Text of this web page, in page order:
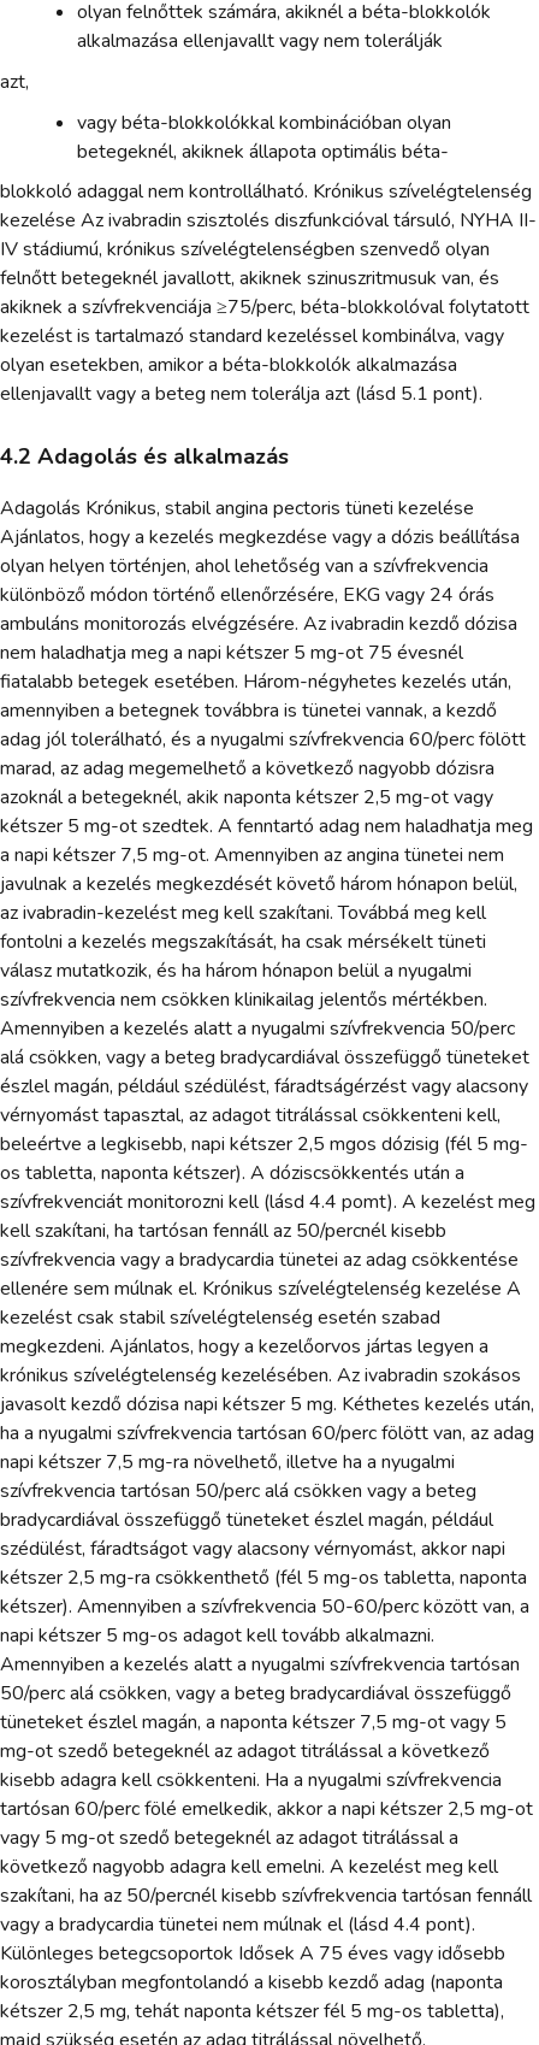
olyan felnőttek számára, akiknél a béta-blokkolók
alkalmazása ellenjavallt vagy nem tolerálják
azt,
vagy béta-blokkolókkal kombinációban olyan
betegeknél, akiknek állapota optimális béta-
blokkoló adaggal nem kontrollálható. Krónikus szívelégtelenség
kezelése Az ivabradin szisztolés diszfunkcióval társuló, NYHA II-
IV stádiumú, krónikus szívelégtelenségben szenvedő olyan
felnőtt betegeknél javallott, akiknek szinuszritmusuk van, és
akiknek a szívfrekvenciája ≥75/perc, béta-blokkolóval folytatott
kezelést is tartalmazó standard kezeléssel kombinálva, vagy
olyan esetekben, amikor a béta-blokkolók alkalmazása
ellenjavallt vagy a beteg nem tolerálja azt (lásd 5.1 pont).
4.2 Adagolás és alkalmazás
Adagolás Krónikus, stabil angina pectoris tüneti kezelése
Ajánlatos, hogy a kezelés megkezdése vagy a dózis beállítása
olyan helyen történjen, ahol lehetőség van a szívfrekvencia
különböző módon történő ellenőrzésére, EKG vagy 24 órás
ambuláns monitorozás elvégzésére. Az ivabradin kezdő dózisa
nem haladhatja meg a napi kétszer 5 mg-ot 75 évesnél
fiatalabb betegek esetében. Három-négyhetes kezelés után,
amennyiben a betegnek továbbra is tünetei vannak, a kezdő
adag jól tolerálható, és a nyugalmi szívfrekvencia 60/perc fölött
marad, az adag megemelhető a következő nagyobb dózisra
azoknál a betegeknél, akik naponta kétszer 2,5 mg-ot vagy
kétszer 5 mg-ot szedtek. A fenntartó adag nem haladhatja meg
a napi kétszer 7,5 mg-ot. Amennyiben az angina tünetei nem
javulnak a kezelés megkezdését követő három hónapon belül,
az ivabradin-kezelést meg kell szakítani. Továbbá meg kell
fontolni a kezelés megszakítását, ha csak mérsékelt tüneti
válasz mutatkozik, és ha három hónapon belül a nyugalmi
szívfrekvencia nem csökken klinikailag jelentős mértékben.
Amennyiben a kezelés alatt a nyugalmi szívfrekvencia 50/perc
alá csökken, vagy a beteg bradycardiával összefüggő tüneteket
észlel magán, például szédülést, fáradtságérzést vagy alacsony
vérnyomást tapasztal, az adagot titrálással csökkenteni kell,
beleértve a legkisebb, napi kétszer 2,5 mgos dózisig (fél 5 mg-
os tabletta, naponta kétszer). A dóziscsökkentés után a
szívfrekvenciát monitorozni kell (lásd 4.4 pomt). A kezelést meg
kell szakítani, ha tartósan fennáll az 50/percnél kisebb
szívfrekvencia vagy a bradycardia tünetei az adag csökkentése
ellenére sem múlnak el. Krónikus szívelégtelenség kezelése A
kezelést csak stabil szívelégtelenség esetén szabad
megkezdeni. Ajánlatos, hogy a kezelőorvos jártas legyen a
krónikus szívelégtelenség kezelésében. Az ivabradin szokásos
javasolt kezdő dózisa napi kétszer 5 mg. Kéthetes kezelés után,
ha a nyugalmi szívfrekvencia tartósan 60/perc fölött van, az adag
napi kétszer 7,5 mg-ra növelhető, illetve ha a nyugalmi
szívfrekvencia tartósan 50/perc alá csökken vagy a beteg
bradycardiával összefüggő tüneteket észlel magán, például
szédülést, fáradtságot vagy alacsony vérnyomást, akkor napi
kétszer 2,5 mg-ra csökkenthető (fél 5 mg-os tabletta, naponta
kétszer). Amennyiben a szívfrekvencia 50-60/perc között van, a
napi kétszer 5 mg-os adagot kell tovább alkalmazni.
Amennyiben a kezelés alatt a nyugalmi szívfrekvencia tartósan
50/perc alá csökken, vagy a beteg bradycardiával összefüggő
tüneteket észlel magán, a naponta kétszer 7,5 mg-ot vagy 5
mg-ot szedő betegeknél az adagot titrálással a következő
kisebb adagra kell csökkenteni. Ha a nyugalmi szívfrekvencia
tartósan 60/perc fölé emelkedik, akkor a napi kétszer 2,5 mg-ot
vagy 5 mg-ot szedő betegeknél az adagot titrálással a
következő nagyobb adagra kell emelni. A kezelést meg kell
szakítani, ha az 50/percnél kisebb szívfrekvencia tartósan fennáll
vagy a bradycardia tünetei nem múlnak el (lásd 4.4 pont).
Különleges betegcsoportok Idősek A 75 éves vagy idősebb
korosztályban megfontolandó a kisebb kezdő adag (naponta
kétszer 2,5 mg, tehát naponta kétszer fél 5 mg-os tabletta),